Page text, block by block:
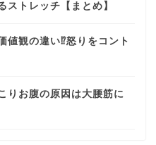
ストレッチ【まとめ】
値観の違い⁉︎怒りをコント
りお腹の原因は大腰筋に